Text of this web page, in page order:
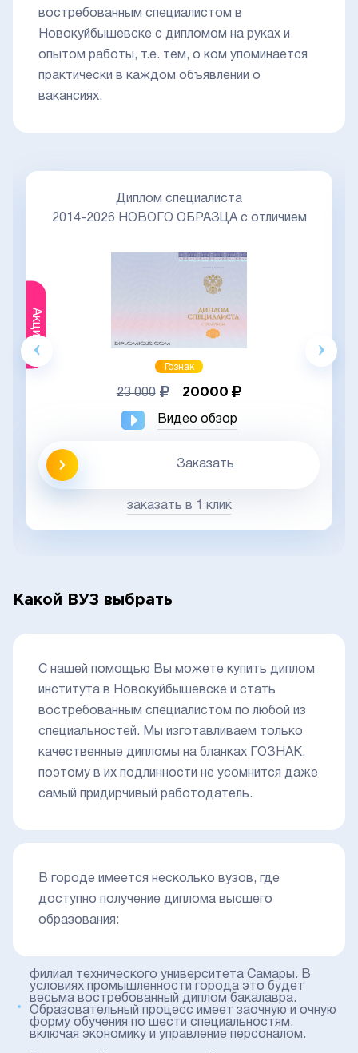
востребованным специалистом в
Новокуйбышевске с дипломом на руках и
опытом работы, т.е. тем, о ком упоминается
практически в каждом объявлении о
вакансиях.
Акция
Диплом специалиста
2014-2026 НОВОГО ОБРАЗЦА с отличием
Гознак
23 000 20000
Видео обзор
Заказать
заказать в 1 клик
Какой ВУЗ выбрать
С нашей помощью Вы можете купить диплом
института в Новокуйбышевске и стать
востребованным специалистом по любой из
специальностей. Мы изготавливаем только
качественные дипломы на бланках ГОЗНАК,
поэтому в их подлинности не усомнится даже
самый придирчивый работодатель.
В городе имеется несколько вузов, где
доступно получение диплома высшего
образования:
филиал технического университета Самары. В
условиях промышленности города это будет
весьма востребованный диплом бакалавра.
Образовательный процесс имеет заочную и очную
форму обучения по шести специальностям,
включая экономику и управление персоналом.